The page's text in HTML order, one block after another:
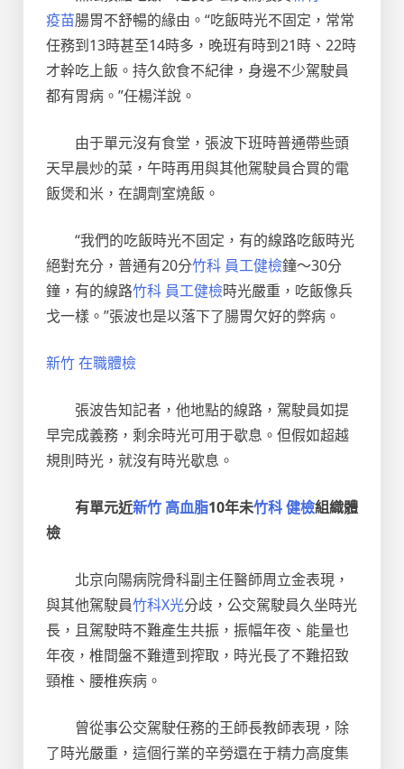
疫苗腸胃不舒暢的緣由。“吃飯時光不固定，常常
任務到13時甚至14時多，晚班有時到21時、22時
才幹吃上飯。持久飲食不紀律，身邊不少駕駛員
都有胃病。”任楊洋說。
由于單元沒有食堂，張波下班時普通帶些頭
天早晨炒的菜，午時再用與其他駕駛員合買的電
飯煲和米，在調劑室燒飯。
“我們的吃飯時光不固定，有的線路吃飯時光
絕對充分，普通有20分竹科 員工健檢鐘～30分
鐘，有的線路竹科 員工健檢時光嚴重，吃飯像兵
戈一樣。”張波也是以落下了腸胃欠好的弊病。
新竹 在職體檢
張波告知記者，他地點的線路，駕駛員如提
早完成義務，剩余時光可用于歇息。但假如超越
規則時光，就沒有時光歇息。
有單元近新竹 高血脂10年未竹科 健檢組織體
檢
北京向陽病院骨科副主任醫師周立金表現，
與其他駕駛員竹科X光分歧，公交駕駛員久坐時光
長，且駕駛時不難產生共振，振幅年夜、能量也
年夜，椎間盤不難遭到搾取，時光長了不難招致
頸椎、腰椎疾病。
曾從事公交駕駛任務的王師長教師表現，除
了時光嚴重，這個行業的辛勞還在于精力高度集